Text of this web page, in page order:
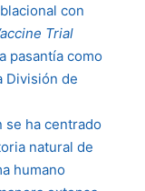
con
Trial
pasantía como
División de
se ha centrado
natural de
humano